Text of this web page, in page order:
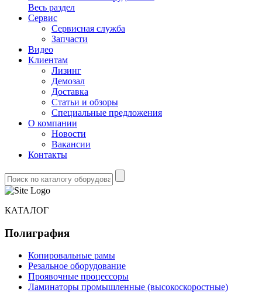
Весь раздел
Сервис
Сервисная служба
Запчасти
Видео
Клиентам
Лизинг
Демозал
Доставка
Статьи и обзоры
Специальные предложения
О компании
Новости
Вакансии
Контакты
КАТАЛОГ
Полиграфия
Копировальные рамы
Резальное оборудование
Проявочные процессоры
Ламинаторы промышленные (высокоскоростные)